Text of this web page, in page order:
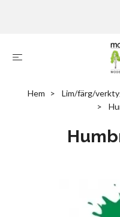
Hem Lim/färg/